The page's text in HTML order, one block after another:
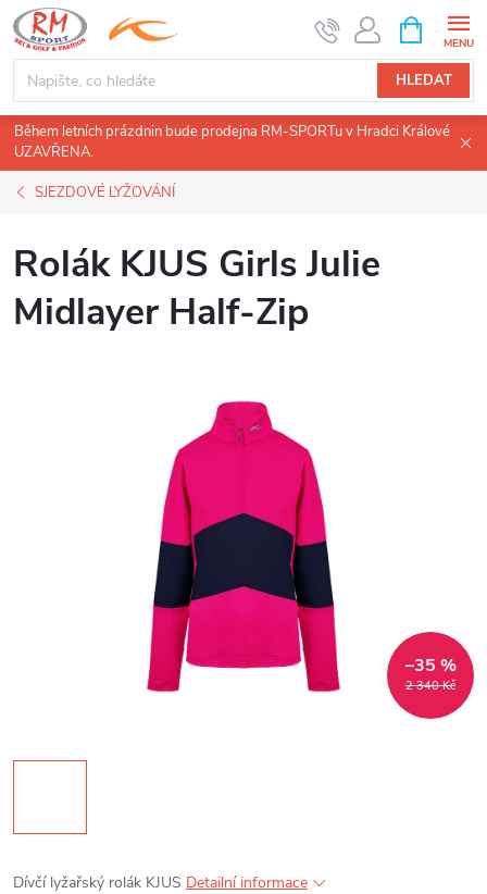
Přejít
na
obsah
HLEDAT
NÁKUPNÍ
KOŠÍK
Během letních prázdnin bude prodejna RM-SPORTu v Hradci Králové
UZAVŘENA.
SJEZDOVÉ LYŽOVÁNÍ
Rolák KJUS Girls Julie
Midlayer Half-Zip
2 340 Kč
–35 %
Dívčí lyžařský rolák KJUS Detailní informace